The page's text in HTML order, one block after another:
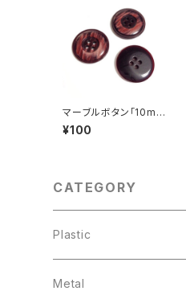
マーブルボタン「10m
m」（全2色）【A0024】
¥100
CATEGORY
Plastic
Metal